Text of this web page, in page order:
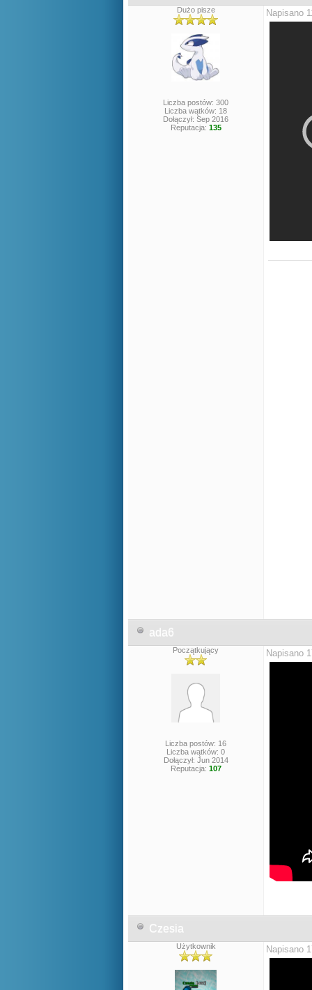
Dużo pisze
Liczba postów: 300
Liczba wątków: 18
Dołączył: Sep 2016
Reputacja: 135
Napisano
ada6
Początkujący
Liczba postów: 16
Liczba wątków: 0
Dołączył: Jun 2014
Reputacja: 107
Napisano
Czesia
Użytkownik Napisano